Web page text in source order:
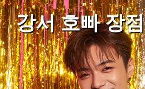
강서 호빠 장점